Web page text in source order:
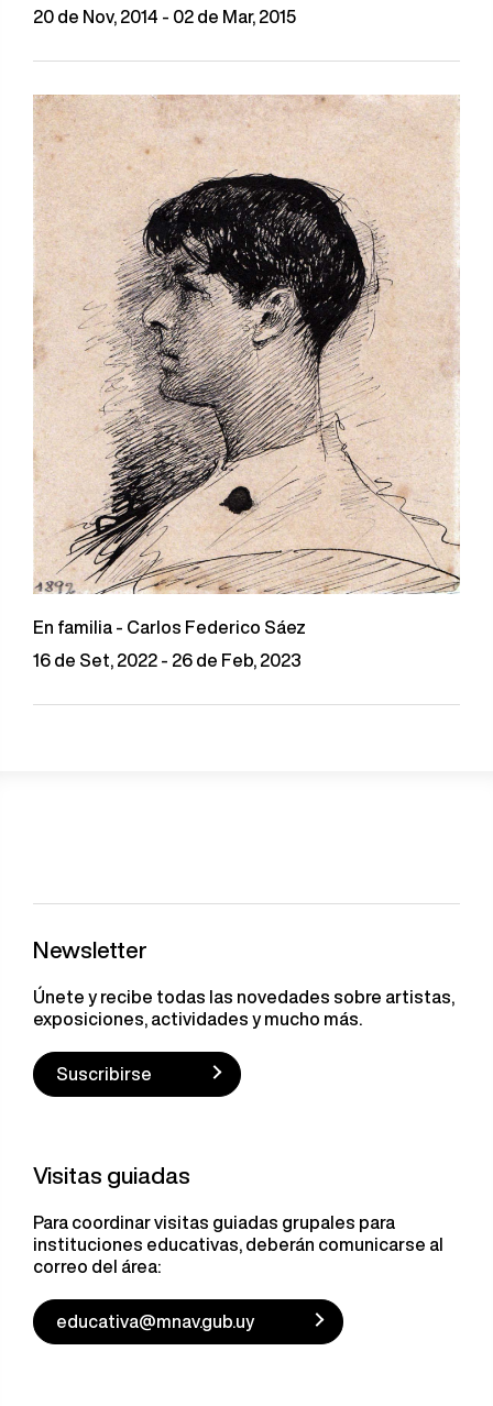
20 de Nov, 2014 - 02 de Mar, 2015
En familia - Carlos Federico Sáez
16 de Set, 2022 - 26 de Feb, 2023
Newsletter
Únete y recibe todas las novedades sobre artistas,
exposiciones, actividades y mucho más.
Suscribirse
Visitas guiadas
Para coordinar visitas guiadas grupales para
instituciones educativas, deberán comunicarse al
correo del área:
educativa@mnav.gub.uy